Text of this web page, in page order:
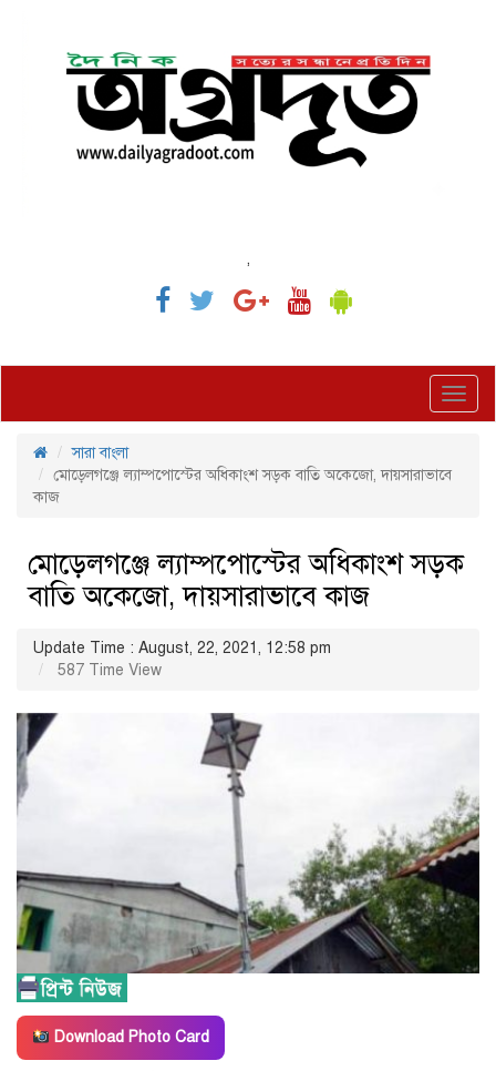
,
সারা বাংলা
মোড়েলগঞ্জে ল্যাম্পপোস্টের অধিকাংশ সড়ক বাতি অকেজো, দায়সারাভাবে
কাজ
মোড়েলগঞ্জে ল্যাম্পপোস্টের অধিকাংশ সড়ক
বাতি অকেজো, দায়সারাভাবে কাজ
Update Time : August, 22, 2021, 12:58 pm
587 Time View
Download Photo Card